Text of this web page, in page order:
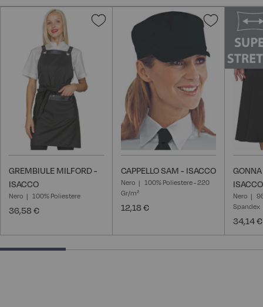
Aggiungi
desideri
GREMBIULE MILFORD -
ISACCO
Nero 100% Poliestere
36,58 €
Aggiungi
lista
desideri
CAPPELLO SAM - ISACCO
Nero
100% Poliestere - 220
Gr/m²
12,18 €
ISACCO
Nero
Spandex
34,14 €
25% completed